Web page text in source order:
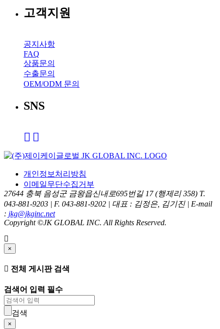
고객지원
공지사항
FAQ
상품문의
수출문의
OEM/ODM 문의
SNS
개인정보처리방침
이메일무단수집거부
27644 충북 음성군 금왕읍신내로695번길 17 (행제리 358) T.
043-881-9203 | F. 043-881-9202 | 대표 : 김정은, 김기진 | E-mail
: jkg@jkginc.net
Copyright ©JK GLOBAL INC. All Rights Reserved.
×
전체 게시판 검색
검색어 입력 필수
검색
×